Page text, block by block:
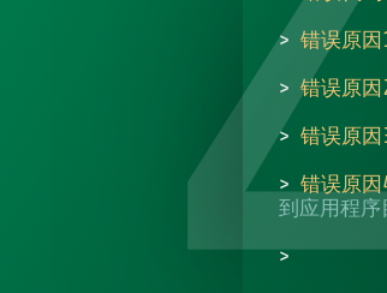
> 错误原因
> 错误原因
> 错误原因
> 错误原因
到应用程序
>错误原因